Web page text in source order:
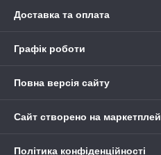
Доставка та оплата
Графік роботи
Повна версія сайту
Сайт створено на
Політика конфіденційності